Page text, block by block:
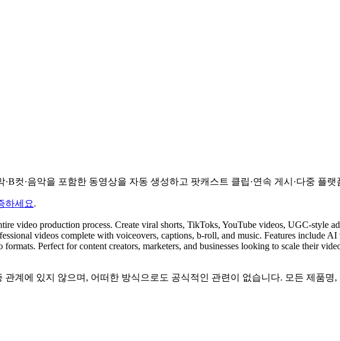
·B컷·음악을 포함한 동영상을 자동 생성하고 팟캐스트 클립·연속 게시·다중 플
하세요.
video production process. Create viral shorts, TikToks, YouTube videos, UGC-style
videos complete with voiceovers, captions, b-roll, and music. Features include
Perfect for content creators, marketers, and businesses looking to scale their
관계에 있지 않으며, 어떠한 방식으로도 공식적인 관련이 없습니다. 모든 제품